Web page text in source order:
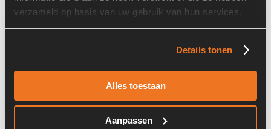
verzameld op basis van uw gebruik van hun services.
Details tonen
Alles toestaan
Aanpassen
Informatie
4C14
Past op de volgende machines:
Liebherr A 934 C
Land:
Nederland